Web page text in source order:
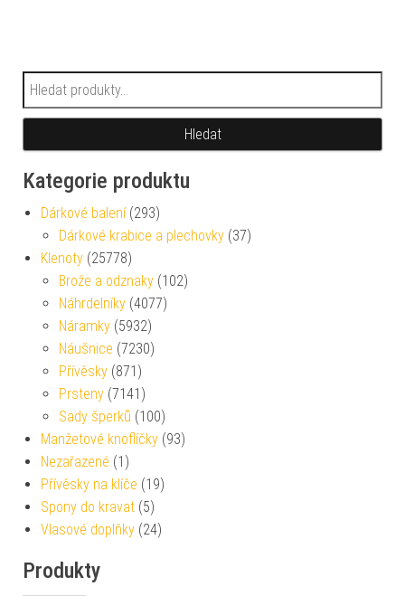
Hledat:
Hledat
Kategorie produktu
Dárkové balení (293)
Dárkové krabice a plechovky (37)
Klenoty (25778)
Brože a odznaky (102)
Náhrdelníky (4077)
Náramky (5932)
Náušnice (7230)
Přívěsky (871)
Prsteny (7141)
Sady šperků (100)
Manžetové knoflíčky (93)
Nezařazené (1)
Přívěsky na klíče (19)
Spony do kravat (5)
Vlasové doplňky (24)
Produkty